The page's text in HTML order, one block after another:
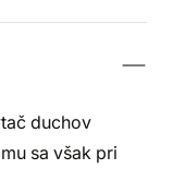
duchov
sa však pri